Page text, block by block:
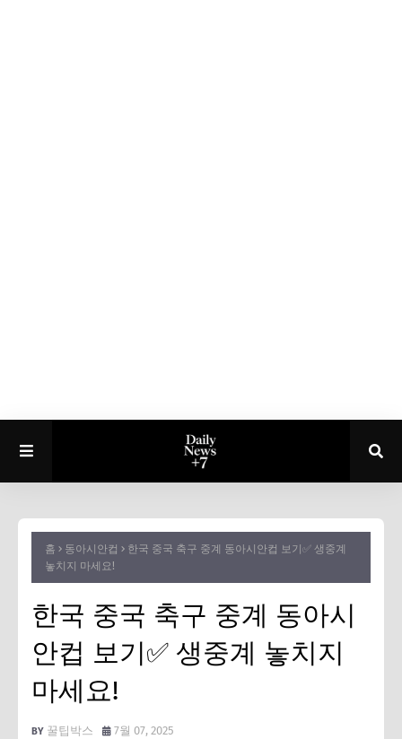
홈 동아시안컵
한국 중국 축구 중계 동아시안컵 보기✅ 생중계
놓치지 마세요!
한국 중국 축구 중계 동아시
안컵 보기✅ 생중계 놓치지
마세요!
꿀팁박스 7월 07, 2025